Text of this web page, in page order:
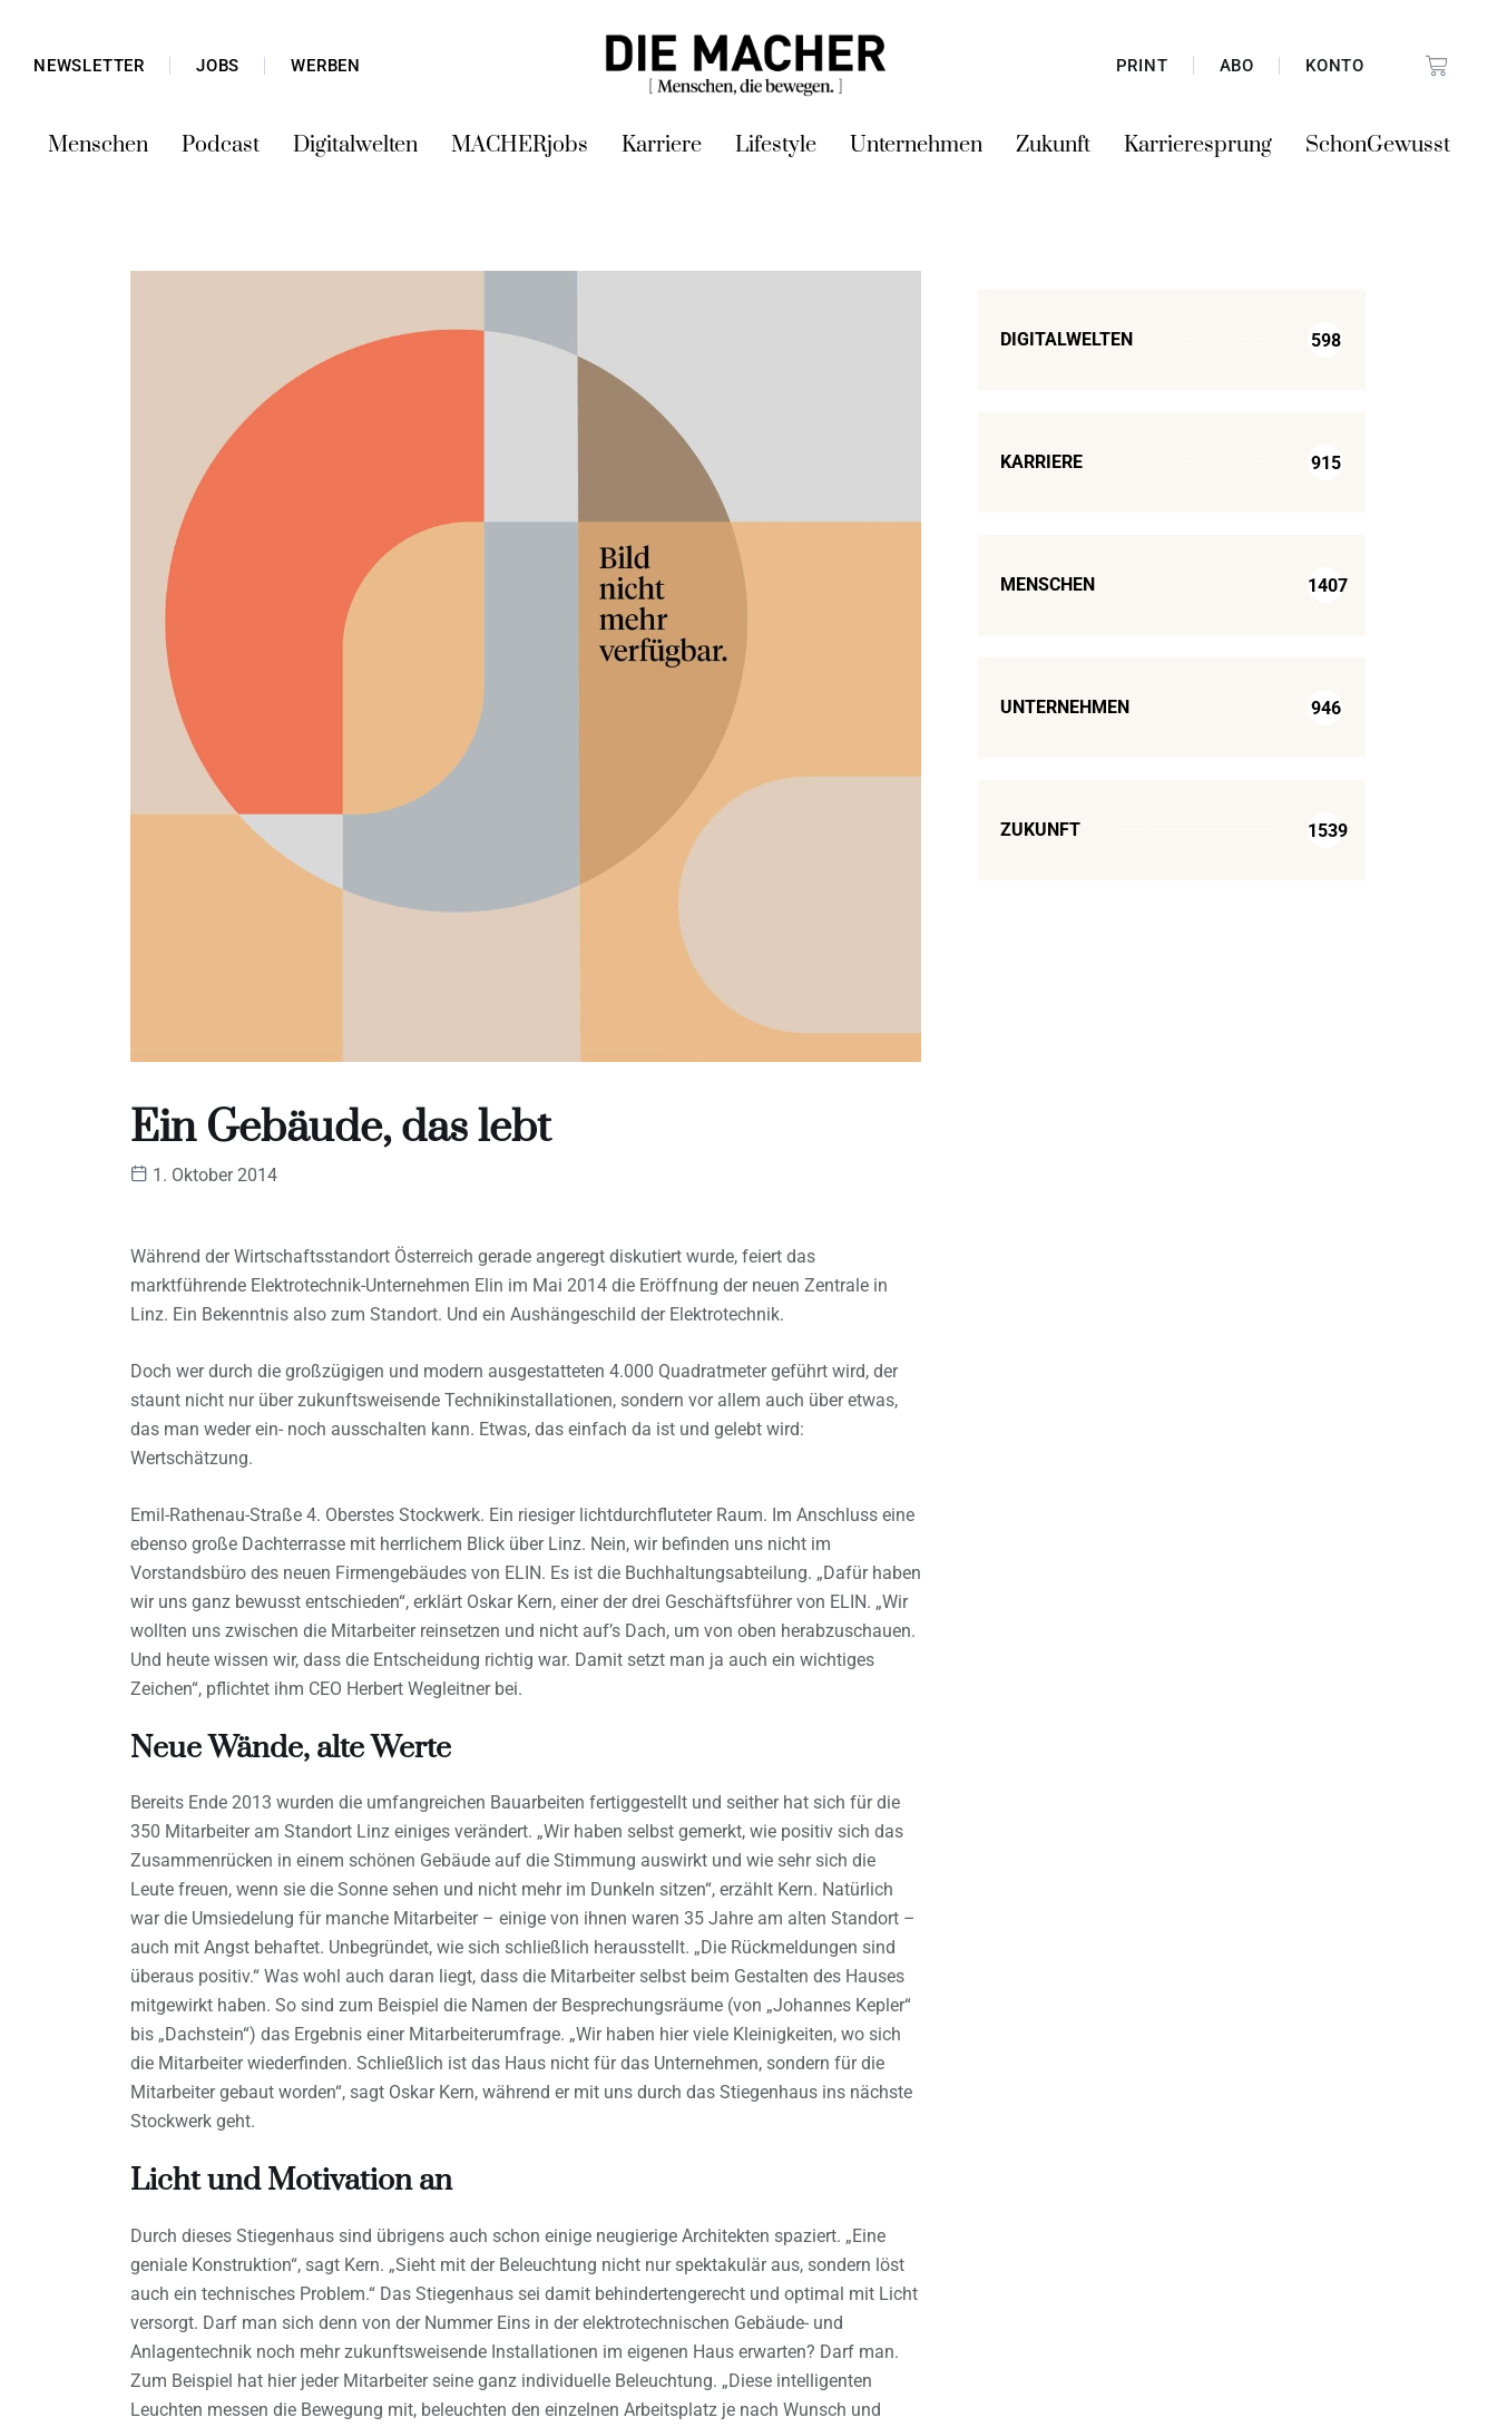
NEWSLETTER JOBS WERBEN PRINT ABO KONTO
Menschen Podcast Digitalwelten MACHERjobs Karriere Lifestyle Unternehmen Zukunft Karrieresprung SchonGewusst
Ein Gebäude, das lebt
1. Oktober 2014
Während der Wirtschaftsstandort Österreich gerade angeregt diskutiert wurde, feiert das
marktführende Elektrotechnik-Unternehmen Elin im Mai 2014 die Eröffnung der neuen Zentrale in
Linz. Ein Bekenntnis also zum Standort. Und ein Aushängeschild der Elektrotechnik.
Doch wer durch die großzügigen und modern ausgestatteten 4.000 Quadratmeter geführt wird, der
staunt nicht nur über zukunftsweisende Technikinstallationen, sondern vor allem auch über etwas,
das man weder ein- noch ausschalten kann. Etwas, das einfach da ist und gelebt wird:
Wertschätzung.
Emil-Rathenau-Straße 4. Oberstes Stockwerk. Ein riesiger lichtdurchfluteter Raum. Im Anschluss eine
ebenso große Dachterrasse mit herrlichem Blick über Linz. Nein, wir befinden uns nicht im
Vorstandsbüro des neuen Firmengebäudes von ELIN. Es ist die Buchhaltungsabteilung. „Dafür haben
wir uns ganz bewusst entschieden“, erklärt Oskar Kern, einer der drei Geschäftsführer von ELIN. „Wir
wollten uns zwischen die Mitarbeiter reinsetzen und nicht auf’s Dach, um von oben herabzuschauen.
Und heute wissen wir, dass die Entscheidung richtig war. Damit setzt man ja auch ein wichtiges
Zeichen“, pflichtet ihm CEO Herbert Wegleitner bei.
Neue Wände, alte Werte
Bereits Ende 2013 wurden die umfangreichen Bauarbeiten fertiggestellt und seither hat sich für die
350 Mitarbeiter am Standort Linz einiges verändert. „Wir haben selbst gemerkt, wie positiv sich das
Zusammenrücken in einem schönen Gebäude auf die Stimmung auswirkt und wie sehr sich die
Leute freuen, wenn sie die Sonne sehen und nicht mehr im Dunkeln sitzen“, erzählt Kern. Natürlich
war die Umsiedelung für manche Mitarbeiter – einige von ihnen waren 35 Jahre am alten Standort –
auch mit Angst behaftet. Unbegründet, wie sich schließlich herausstellt. „Die Rückmeldungen sind
überaus positiv.“ Was wohl auch daran liegt, dass die Mitarbeiter selbst beim Gestalten des Hauses
mitgewirkt haben. So sind zum Beispiel die Namen der Besprechungsräume (von „Johannes Kepler“
bis „Dachstein“) das Ergebnis einer Mitarbeiterumfrage. „Wir haben hier viele Kleinigkeiten, wo sich
die Mitarbeiter wiederfinden. Schließlich ist das Haus nicht für das Unternehmen, sondern für die
Mitarbeiter gebaut worden“, sagt Oskar Kern, während er mit uns durch das Stiegenhaus ins nächste
Stockwerk geht.
Licht und Motivation an
Durch dieses Stiegenhaus sind übrigens auch schon einige neugierige Architekten spaziert. „Eine
geniale Konstruktion“, sagt Kern. „Sieht mit der Beleuchtung nicht nur spektakulär aus, sondern löst
auch ein technisches Problem.“ Das Stiegenhaus sei damit behindertengerecht und optimal mit Licht
versorgt. Darf man sich denn von der Nummer Eins in der elektrotechnischen Gebäude- und
Anlagentechnik noch mehr zukunftsweisende Installationen im eigenen Haus erwarten? Darf man.
Zum Beispiel hat hier jeder Mitarbeiter seine ganz individuelle Beleuchtung. „Diese intelligenten
Leuchten messen die Bewegung mit, beleuchten den einzelnen Arbeitsplatz je nach Wunsch und
DIGITALWELTEN 598
KARRIERE 915
MENSCHEN 1407
UNTERNEHMEN 946
ZUKUNFT 1539